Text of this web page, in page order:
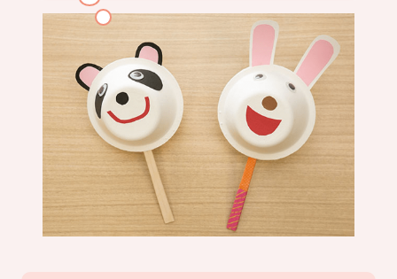
子どもたちとの遊び
簡単にできる工作紹介
働く
学ぶ
キャリア観